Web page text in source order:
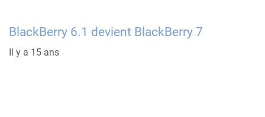
BlackBerry 6.1 devient BlackBerry 7
Il y a 15 ans